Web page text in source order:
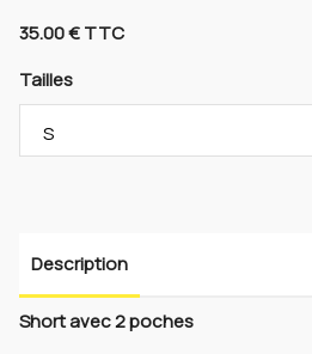
35.00 € TTC
Tailles
Description
Short avec 2 poches